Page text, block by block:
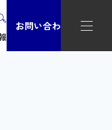
お問い合わせ